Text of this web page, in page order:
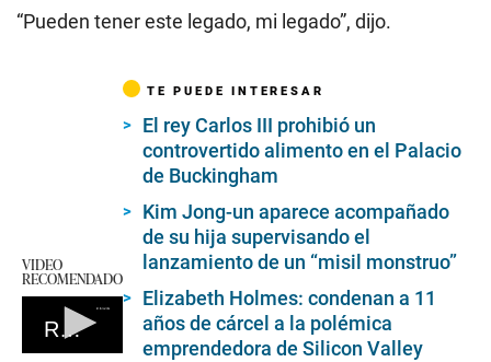
“Pueden tener este legado, mi legado”, dijo.
VIDEO
RECOMENDADO
Reina Isabel II
TE PUEDE INTERESAR
El rey Carlos III prohibió un
controvertido alimento en el Palacio
de Buckingham
Kim Jong-un aparece acompañado
de su hija supervisando el
lanzamiento de un “misil monstruo”
Elizabeth Holmes: condenan a 11
años de cárcel a la polémica
emprendedora de Silicon Valley